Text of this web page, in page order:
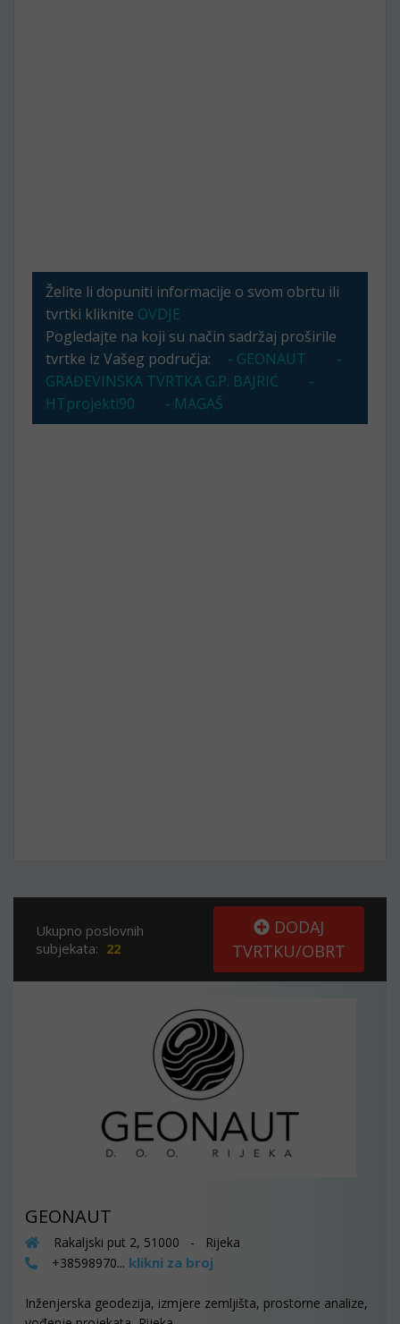
Želite li dopuniti informacije o svom obrtu ili
tvrtki kliknite OVDJE
Pogledajte na koji su način sadržaj proširile
tvrtke iz Vašeg područja:
- GEONAUT
-
GRAĐEVINSKA TVRTKA G.P. BAJRIĆ
-
HTprojekti90
- MAGAŠ
Ukupno poslovnih
subjekata: 22
DODAJ
TVRTKU/OBRT
GEONAUT
Rakaljski put 2, 51000 - Rijeka
+38598970... klikni za broj
Inženjerska geodezija, izmjere zemljišta, prostorne analize,